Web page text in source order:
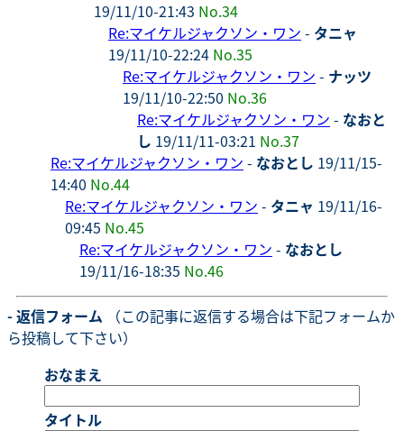
19/11/10-21:43 No.34
Re:マイケルジャクソン・ワン - タニャ
19/11/10-22:24 No.35
Re:マイケルジャクソン・ワン - ナッツ
19/11/10-22:50 No.36
Re:マイケルジャクソン・ワン - なおと
し 19/11/11-03:21 No.37
Re:マイケルジャクソン・ワン - なおとし 19/11/15-
14:40 No.44
Re:マイケルジャクソン・ワン - タニャ 19/11/16-
09:45 No.45
Re:マイケルジャクソン・ワン - なおとし
19/11/16-18:35 No.46
- 返信フォーム （この記事に返信する場合は下記フォームか
ら投稿して下さい）
おなまえ
タイトル